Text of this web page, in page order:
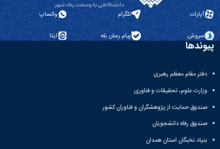
ها
بندی
دروس
آزمایشگاه
آزمایشگاه
بهداشت
و
کیفی
غذایی
سالن
تشریح
خدمات
آپارات تلگرام واتساپ
سروش پیام رسان بله ایتا
پیوندها
دفتر مقام معظم رهبری
وزارت علوم، تحقیقات و فناوری
صندوق حمایت از پژوهشگران و فناوران کشور
صندوق رفاه دانشجویان
بنیاد نخبگان استان همدان